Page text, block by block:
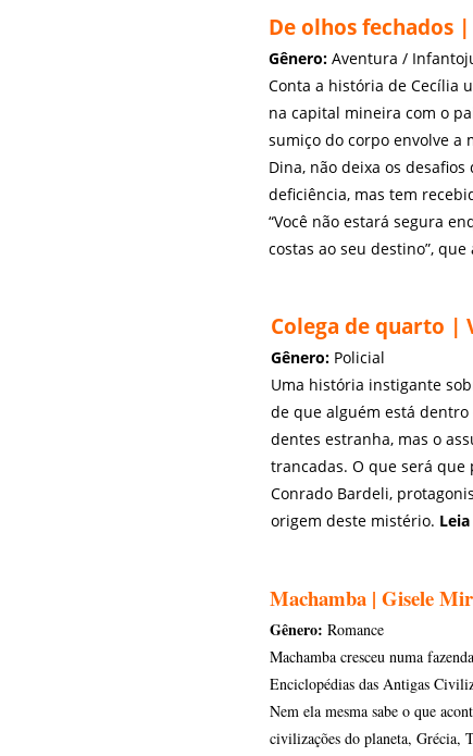
De olhos fechados
Gênero: Aventura /
Conta a história de Cecília
na capital mineira com o
sumiço do corpo envolve a
Dina, não deixa os
deficiência, mas tem
“Você não estará segura
costas ao seu destino”,
Colega de quarto |
Gênero: Policial
Uma história instigante
de que alguém está
dentes estranha, mas o
trancadas. O que será que
Conrado Bardeli,
origem deste mistério.
Machamba | Gisele
Gênero: Romance
Machamba cresceu numa
Enciclopédias das Antigas
Nem ela mesma sabe o que
civilizações do planeta, Grécia,